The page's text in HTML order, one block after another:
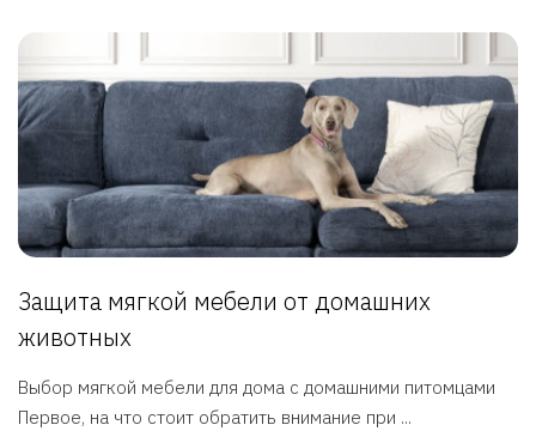
Защита мягкой мебели от домашних
животных
Выбор мягкой мебели для дома с домашними питомцами
Первое, на что стоит обратить внимание при ...